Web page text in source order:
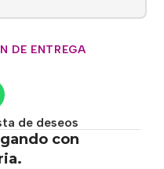
DE ENTREGA
de deseos
con